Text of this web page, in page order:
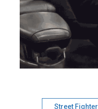
Street Fighter